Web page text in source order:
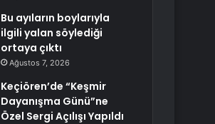
Bu ayıların boylarıyla
ilgili yalan söylediği
ortaya çıktı
Ağustos 7, 2026
Keçiören’de “Keşmir
Dayanışma Günü”ne
Özel Sergi Açılışı Yapıldı